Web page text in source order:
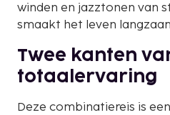
winden en jazztonen van
smaakt het leven
Twee kanten
totaalervaring
Deze combinatiereis is